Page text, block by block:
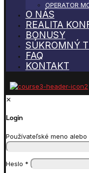
OPERATOR
O NÁS
REALITA
BONUSY
SÚKROMNÝ
FAQ
KONTAKT
✕
Login
Používateľské meno
Heslo *